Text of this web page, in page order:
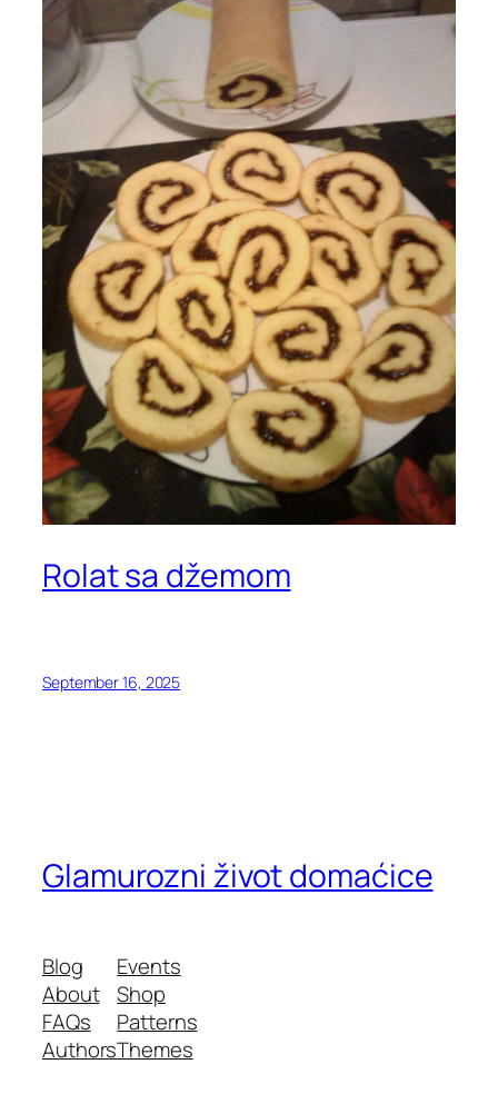
Rolat sa džemom
September 16, 2025
Glamurozni život domaćice
Blog
About
FAQs
Authors
Events
Shop
Patterns
Themes